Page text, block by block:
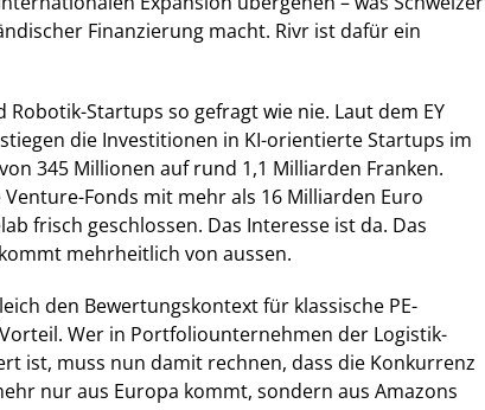
Finanzierung macht. Rivr ist dafür ein
Robotik-Startups so gefragt wie nie. Laut dem EY
die Investitionen in KI-orientierte Startups im
345 Millionen auf rund 1,1 Milliarden Franken.
Fonds mit mehr als 16 Milliarden Euro
frisch geschlossen. Das Interesse ist da. Das
mehrheitlich von aussen.
den Bewertungskontext für klassische PE-
Wer in Portfoliounternehmen der Logistik-
ist, muss nun damit rechnen, dass die Konkurrenz
nur aus Europa kommt, sondern aus Amazons